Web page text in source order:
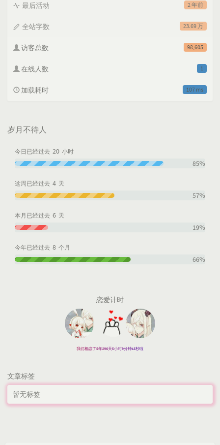
2 年前
最后活动
23.69 万
全站字数
98,605
访客总数
1
在线人数
107 ms
加载耗时
岁月不待人
今日已经过去 20 小时
85%
这周已经过去 4 天
57%
本月已经过去 6 天
19%
今年已经过去 8 个月
66%
恋爱计时
我们相恋了5年296天5小时9分钟45秒啦
文章标签
暂无标签